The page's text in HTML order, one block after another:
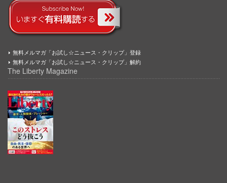
無料メルマガ「お試し☆ニュース・クリップ」登録
無料メルマガ「お試し☆ニュース・クリップ」解約
The Liberty Magazine